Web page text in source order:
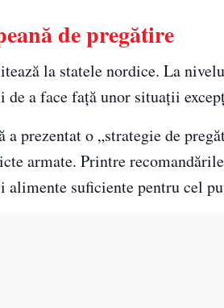
de pregătire
la statele nordice. La
de a face față unor situații
a prezentat o „strategie de
armate. Printre
alimente suficiente pentru cel